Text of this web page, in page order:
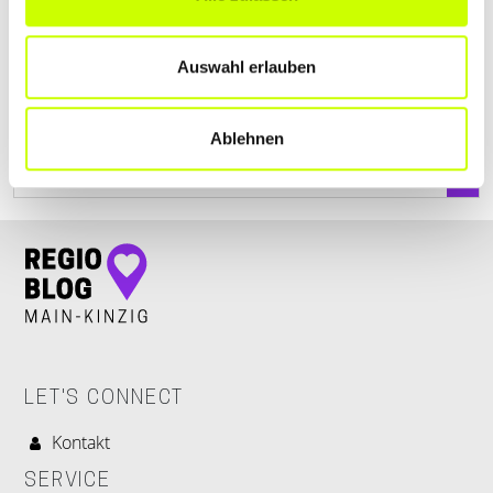
Auswahl erlauben
Ablehnen
Burgring 3| 63619 Bad Orb DE
www.doc-dehmer.de
LET'S CONNECT
Kontakt
SERVICE